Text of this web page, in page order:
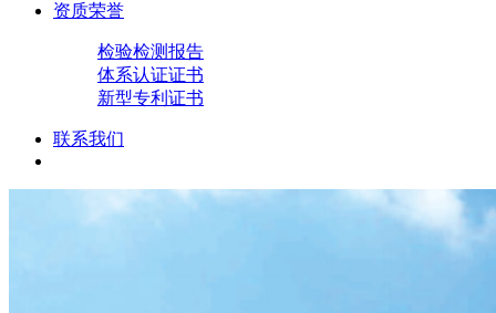
资质荣誉
检验检测报告
体系认证证书
新型专利证书
联系我们